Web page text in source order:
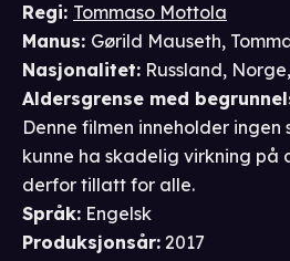
Regi: Tommaso Mottola
Manus: Gørild Mauseth,
Nasjonalitet: Russland,
Aldersgrense med
Denne filmen inneholder ingen
kunne ha skadelig virkning på
derfor tillatt for alle.
Språk: Engelsk
Produksjonsår: 2017